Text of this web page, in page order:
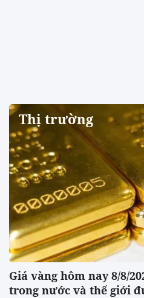
Thị trường
Giá vàng hôm nay 8/8/
trong nước và thế giới